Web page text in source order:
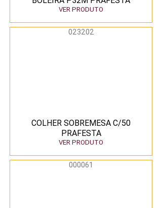
VER PRODUTO
023202
COLHER SOBREMESA C/50
PRAFESTA
VER PRODUTO
000061